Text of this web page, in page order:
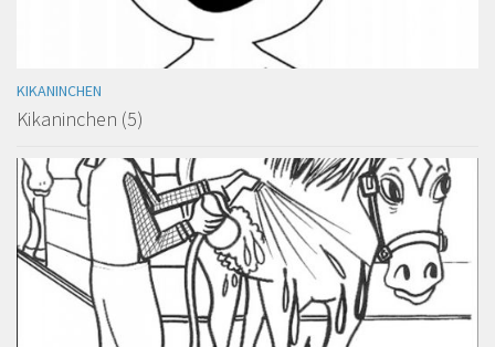
KIKANINCHEN
Kikaninchen (5)